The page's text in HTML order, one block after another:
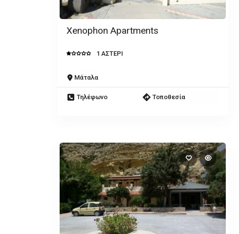
Xenophon Apartments
1 ΑΣΤΕΡΙ
Μάταλα
Τηλέφωνο Τοποθεσία